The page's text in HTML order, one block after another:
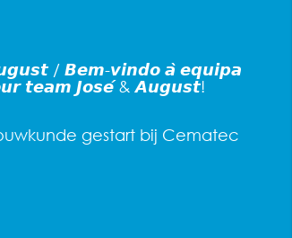
/ 𝘽𝙚𝙢-𝙫𝙞𝙣𝙙𝙤 𝙖̀ 𝙚𝙦𝙪𝙞𝙥𝙖
𝙩𝙚𝙖𝙢 𝙅𝙤𝙨𝙚́ & 𝘼𝙪𝙜𝙪𝙨𝙩!
gestart bij Cematec